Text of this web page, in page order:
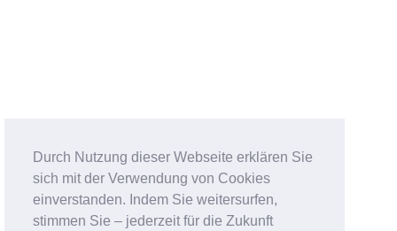
Durch Nutzung dieser Webseite erklären Sie
sich mit der Verwendung von Cookies
einverstanden. Indem Sie weitersurfen,
stimmen Sie – jederzeit für die Zukunft